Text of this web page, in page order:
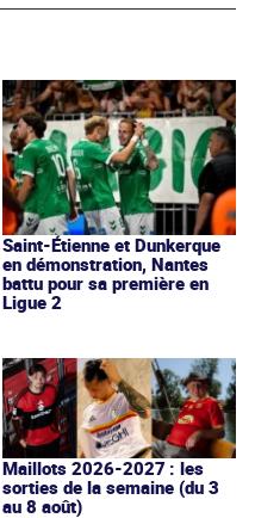
Saint-Étienne et Dunkerque
en démonstration, Nantes
battu pour sa première en
Ligue 2
Maillots 2026-2027 : les
sorties de la semaine (du 3
au 8 août)